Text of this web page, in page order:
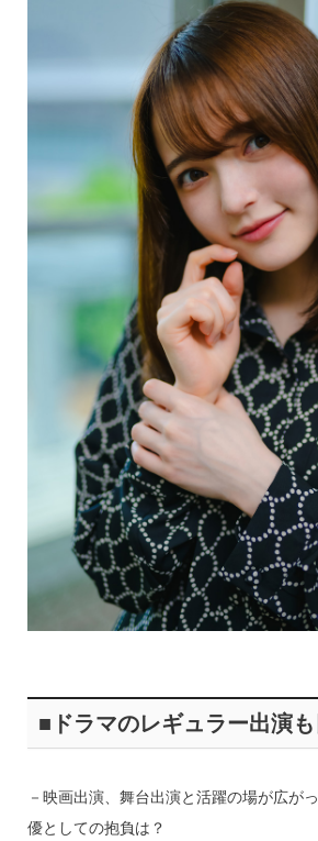
■ドラマのレギュラー出演も
－映画出演、舞台出演と活躍の場が広が
優としての抱負は？